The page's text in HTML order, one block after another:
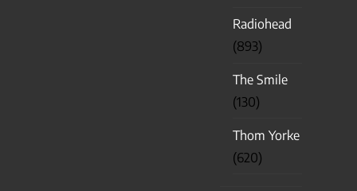
Radiohead
(893)
The Smile
(130)
Thom Yorke
(620)